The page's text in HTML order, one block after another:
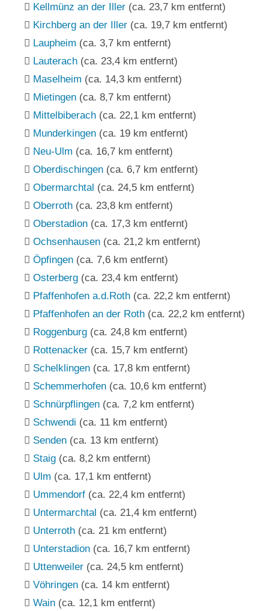
Kellmünz an der Iller (ca. 23,7 km entfernt)
Kirchberg an der Iller (ca. 19,7 km entfernt)
Laupheim (ca. 3,7 km entfernt)
Lauterach (ca. 23,4 km entfernt)
Maselheim (ca. 14,3 km entfernt)
Mietingen (ca. 8,7 km entfernt)
Mittelbiberach (ca. 22,1 km entfernt)
Munderkingen (ca. 19 km entfernt)
Neu-Ulm (ca. 16,7 km entfernt)
Oberdischingen (ca. 6,7 km entfernt)
Obermarchtal (ca. 24,5 km entfernt)
Oberroth (ca. 23,8 km entfernt)
Oberstadion (ca. 17,3 km entfernt)
Ochsenhausen (ca. 21,2 km entfernt)
Öpfingen (ca. 7,6 km entfernt)
Osterberg (ca. 23,4 km entfernt)
Pfaffenhofen a.d.Roth (ca. 22,2 km entfernt)
Pfaffenhofen an der Roth (ca. 22,2 km entfernt)
Roggenburg (ca. 24,8 km entfernt)
Rottenacker (ca. 15,7 km entfernt)
Schelklingen (ca. 17,8 km entfernt)
Schemmerhofen (ca. 10,6 km entfernt)
Schnürpflingen (ca. 7,2 km entfernt)
Schwendi (ca. 11 km entfernt)
Senden (ca. 13 km entfernt)
Staig (ca. 8,2 km entfernt)
Ulm (ca. 17,1 km entfernt)
Ummendorf (ca. 22,4 km entfernt)
Untermarchtal (ca. 21,4 km entfernt)
Unterroth (ca. 21 km entfernt)
Unterstadion (ca. 16,7 km entfernt)
Uttenweiler (ca. 24,5 km entfernt)
Vöhringen (ca. 14 km entfernt)
Wain (ca. 12,1 km entfernt)